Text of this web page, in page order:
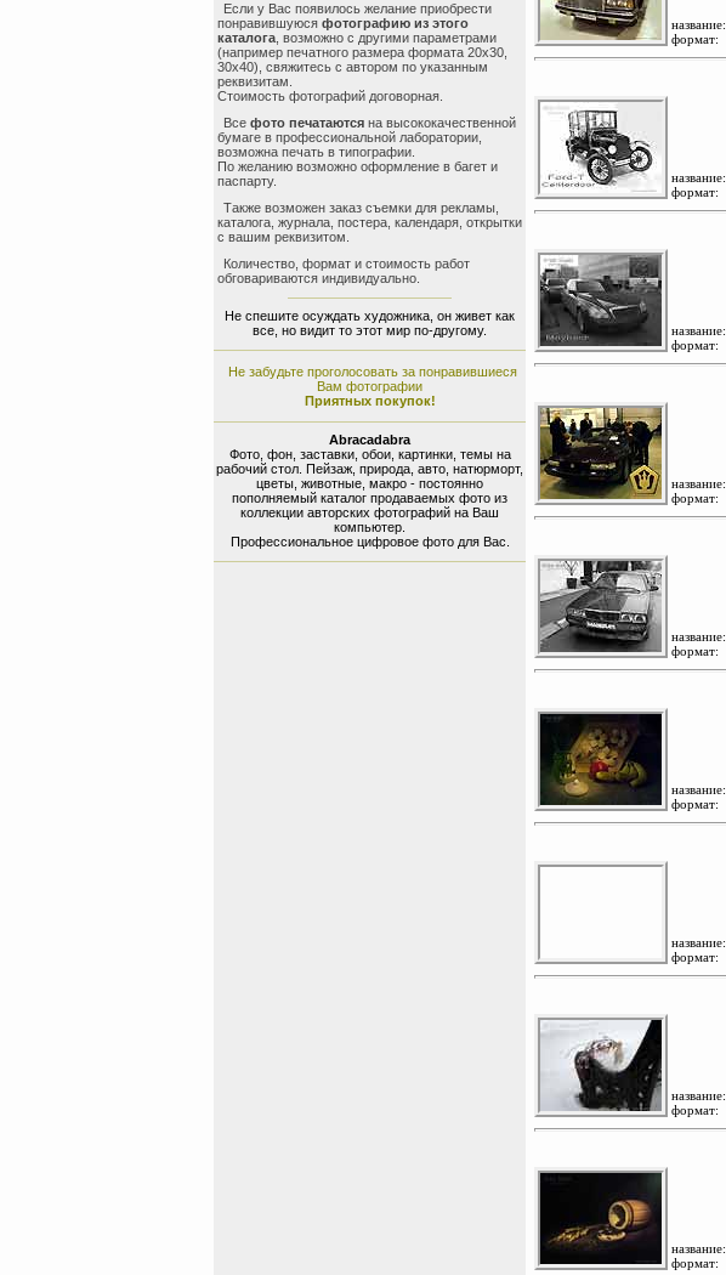
Если у Вас появилось желание приобрести
понравившуюся фотографию из этого
каталога , возможно с другими параметрами
(например печатного размера формата 20x30,
30x40), свяжитесь с автором по указанным
реквизитам.
Стоимость фотографий договорная.
Все фото печатаются на высококачественной
бумаге в профессиональной лаборатории,
возможна печать в типографии.
По желанию возможно оформление в багет и
паспарту.
Также возможен заказ съемки для рекламы,
каталога, журнала, постера, календаря, открытки
с вашим реквизитом.
Количество, формат и стоимость работ
обговариваются индивидуально.
Не спешите осуждать художника, он живет как
все, но видит то этот мир по-другому.
Не забудьте проголосовать за понравившиеся
Вам фотографии
Приятных покупок!
Abracadabra
Фото, фон, заставки, обои, картинки, темы на
рабочий стол. Пейзаж, природа, авто, натюрморт,
цветы, животные, макро - постоянно
пополняемый каталог продаваемых фото из
коллекции авторских фотографий на Ваш
компьютер.
Профессиональное цифровое фото для Вас.
название:
формат:
название:
формат:
название:
формат:
название:
формат:
название:
формат:
название:
формат:
название:
формат:
название:
формат:
название:
формат: